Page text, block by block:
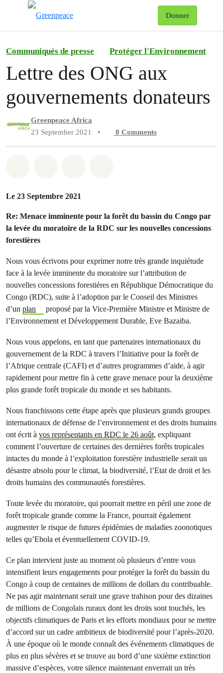
Donner
Communiqués de presse Protéger l'Environnement
Lettre des ONG aux
gouvernements donateurs
Greenpeace Africa
23 September 2021
• 0 Comments
Le 23 Septembre 2021
Re: Menace imminente pour la forêt du bassin du Congo par
la levée du moratoire de la RDC sur les nouvelles concessions
forestières
Nous vous écrivons pour exprimer notre très grande inquiétude
face à la levée imminente du moratoire sur l’attribution de
nouvelles concessions forestières en République Démocratique du
Congo (RDC), suite à l’adoption par le Conseil des Ministres
d’un plan
proposé par la Vice-Première Ministre et Ministre de
l’Environnement et Développement Durable, Eve Bazaiba.
Nous vous appelons, en tant que partenaires internationaux du
gouvernement de la RDC à travers l’Initiative pour la forêt de
l’Afrique centrale (CAFI) et d’autres programmes d’aide, à agir
rapidement pour mettre fin à cette grave menace pour la deuxième
plus grande forêt tropicale du monde et ses habitants.
Nous franchissons cette étape après que plusieurs grands groupes
internationaux de défense de l’environnement et des droits humains
ont écrit à vos représentants en RDC le 26 août, expliquant
comment l’ouverture de certaines des dernières forêts tropicales
intactes du monde à l’exploitation forestière industrielle serait un
désastre absolu pour le climat, la biodiversité, l’Etat de droit et les
droits humains des communautés forestières.
Toute levée du moratoire, qui pourrait mettre en péril une zone de
forêt tropicale grande comme la France, pourrait également
augmenter le risque de futures épidémies de maladies zoonotiques
telles qu’Ebola et éventuellement COVID-19.
Ce plan intervient juste au moment où plusieurs d’entre vous
intensifient leurs engagements pour protéger la forêt du bassin du
Congo à coup de centaines de millions de dollars du contribuable.
Ne pas agir maintenant serait une grave trahison pour des dizaines
de millions de Congolais ruraux dont les droits sont touchés, les
objectifs climatiques de Paris et les efforts mondiaux pour se mettre
d’accord sur un cadre ambitieux de biodiversité pour l’après-2020.
À une époque où le monde connaît des événements climatiques de
plus en plus sévères et se trouve au bord d’une sixième extinction
massive d’espèces, votre silence maintenant enverrait un très